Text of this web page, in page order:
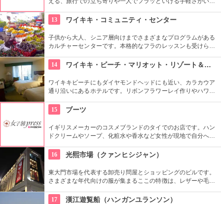
値アリです。
13 ワイキキ・コミュニティ・センター
子供から大人、シニア層向けまでさまざまなプログラムがある
カルチャーセンターです。本格的なフラのレッスンも受けられ
菜・果物が買える、週2回のファーマーズマーケットも好評で
す。
14 ワイキキ・ビーチ・マリオット・リゾート＆スパ
ワイキキビーチにもダイヤモンドヘッドにも近い、カラカウア
通り沿いにあるホテルです。リボンフラワーレイ作りやハワイ
ワイアンキルトの巨匠が作ったキルト型も買うことができま
す。
15 ブーツ
イギリスメーカーのコスメブランドのタイでのお店です。ハン
ドクリームやソープ、化粧水や香水など女性が現地で自分への
れると思います。
16 光熙市場（クァンヒシジャン）
東大門市場を代表する卸売り問屋とショッピングのビルです。
さまざまな年代向けの服が集まるここの特徴は、レザーや毛皮
買い付けに集まります。夜22時頃から本格的に賑わいます。
17 漢江遊覧船（ハンガンユランソン）